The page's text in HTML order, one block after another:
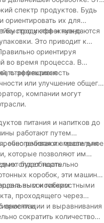
спектр продуктов. Будь
их для
продуктов и нуждаются
быстро и эффективно
Это приводит к
ориентируя
во время процесса. В
стремящихся
эффективность
или улучшение общего
компании могут
питания и напитков до
работают путем
обеспечивая их правильное
работают вместе для
которые позволяют им
будет тщательно
их способность
коробок, эти машины
и гибким
высокоскоростными
проходящего через
и выравнивания
и
сократить количество